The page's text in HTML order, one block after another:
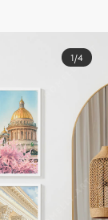
1/4